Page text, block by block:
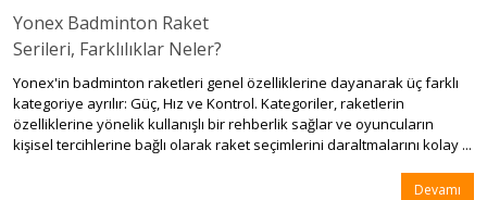
Yonex Badminton Raket
Serileri, Farklılıklar Neler?
Yonex'in badminton raketleri genel özelliklerine dayanarak üç farklı
kategoriye ayrılır: Güç, Hız ve Kontrol. Kategoriler, raketlerin
özelliklerine yönelik kullanışlı bir rehberlik sağlar ve oyuncuların
kişisel tercihlerine bağlı olarak raket seçimlerini daraltmalarını kolay ...
Devamı